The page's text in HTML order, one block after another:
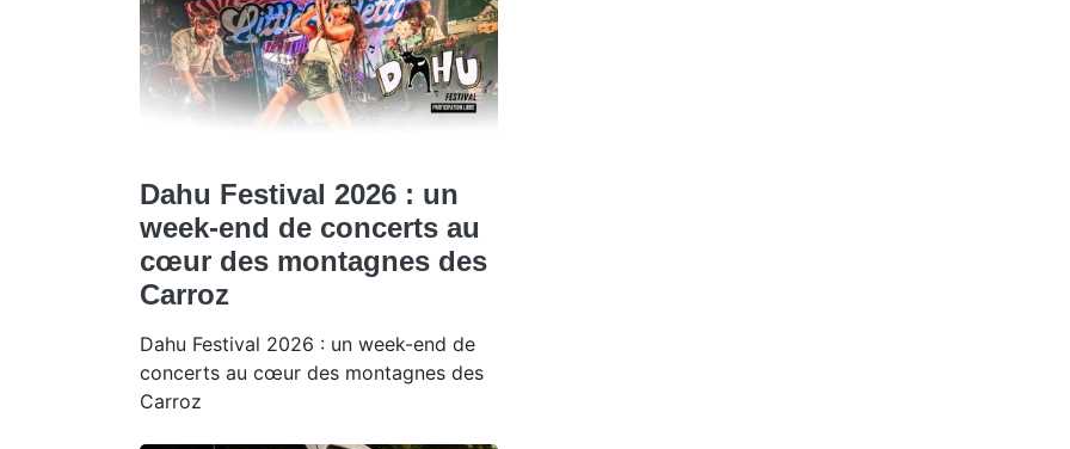
Dahu Festival 2026 : un
week-end de concerts au
cœur des montagnes des
Carroz
Dahu Festival 2026 : un week-end de
concerts au cœur des montagnes des
Carroz